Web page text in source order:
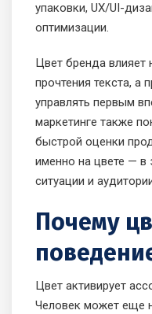
упаковки, UX/UI-
оптимизации.
Цвет бренда
прочтения текста, а
управлять первым
маркетинге также
быстрой оценки
именно на цвете — в
ситуации и
Почему
Цвет активирует
Человек может еще